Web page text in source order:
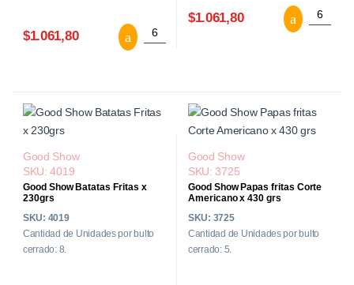
$1.061,80 Good Show Papas Fritas Sabor Jamón
$1.061,80 Good
Good Show
SKU: 4019
Good Show Batatas Fritas x
230grs
SKU: 4019
Cantidad de Unidades por bulto
cerrado: 8.
Good Show
SKU: 3725
Good Show Papas fritas Corte
Americano x 430 grs
SKU: 3725
Cantidad de Unidades por bulto
cerrado: 5.